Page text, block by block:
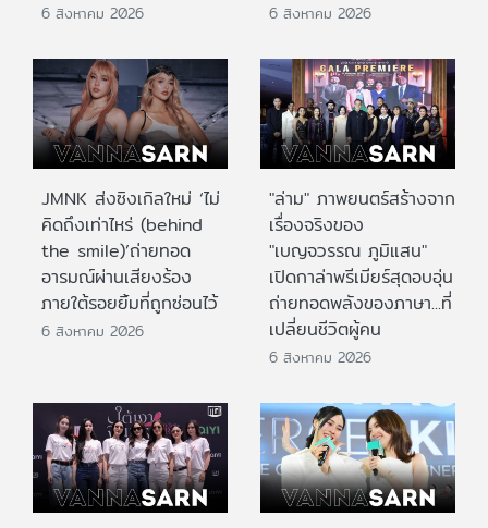
6 สิงหาคม 2026 6 สิงหาคม 2026
JMNK ส่งซิงเกิลใหม่ ‘ไม่
คิดถึงเท่าไหร่ (behind
the smile)’ถ่ายทอด
อารมณ์ผ่านเสียงร้อง
ภายใต้รอยยิ้มที่ถูกซ่อนไว้
6 สิงหาคม 2026
"ล่าม" ภาพยนตร์สร้างจาก
เรื่องจริงของ
"เบญจวรรณ ภูมิแสน"
เปิดกาล่าพรีเมียร์สุดอบอุ่น
ถ่ายทอดพลังของภาษา...ที่
เปลี่ยนชีวิตผู้คน
6 สิงหาคม 2026